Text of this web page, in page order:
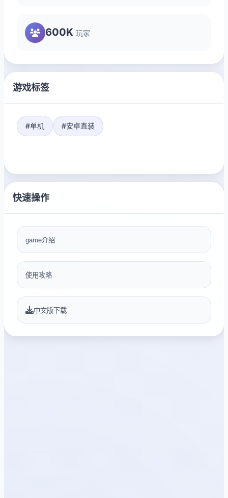
600K 玩家
游戏标签
#单机 #安卓直装
快速操作
game介绍
使用攻略
中文版下载